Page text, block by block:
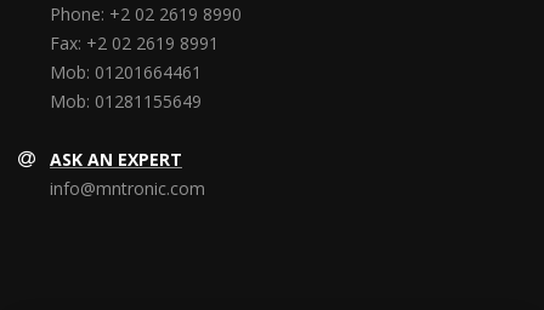
Phone: +2 02 2619 8990
Fax: +2 02 2619 8991
Mob: 01201664461
Mob: 01281155649
ASK AN EXPERT
info@mntronic.com